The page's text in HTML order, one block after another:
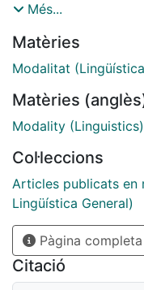
the range of
the following generalization: Whenever imperfective
aspect interacts with
expresses an
affairs. Our claim is
subject’s inner
ordering source that
interaction of
semantics of the
purely abilitative SC
ranks as better
appeals to her
Més...
Matèries
Modalitat
Matèries
Modality (Linguistics)
Col·leccions
Articles publicats en
Lingüística General)
Pàgina
Citació